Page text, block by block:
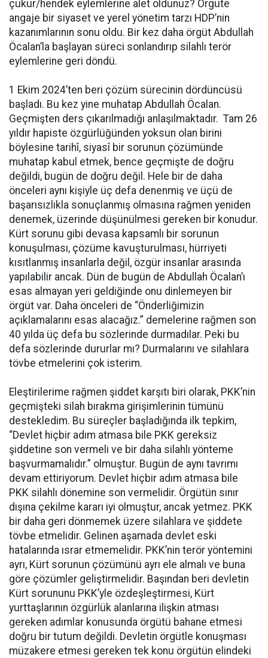
çukur/hendek eylemlerine alet oldunuz? Örgüte
angaje bir siyaset ve yerel yönetim tarzı HDP’nin
kazanımlarının sonu oldu. Bir kez daha örgüt Abdullah
Öcalan’la başlayan süreci sonlandırıp silahlı terör
eylemlerine geri döndü.
1 Ekim 2024’ten beri çözüm sürecinin dördüncüsü
başladı. Bu kez yine muhatap Abdullah Öcalan.
Geçmişten ders çıkarılmadığı anlaşılmaktadır. Tam 26
yıldır hapiste özgürlüğünden yoksun olan birini
böylesine tarihî, siyasî bir sorunun çözümünde
muhatap kabul etmek, bence geçmişte de doğru
değildi, bugün de doğru değil. Hele bir de daha
önceleri aynı kişiyle üç defa denenmiş ve üçü de
başarısızlıkla sonuçlanmış olmasına rağmen yeniden
denemek, üzerinde düşünülmesi gereken bir konudur.
Kürt sorunu gibi devasa kapsamlı bir sorunun
konuşulması, çözüme kavuşturulması, hürriyeti
kısıtlanmış insanlarla değil, özgür insanlar arasında
yapılabilir ancak. Dün de bugün de Abdullah Öcalan’ı
esas almayan yeri geldiğinde onu dinlemeyen bir
örgüt var. Daha önceleri de “Önderliğimizin
açıklamalarını esas alacağız.” demelerine rağmen son
40 yılda üç defa bu sözlerinde durmadılar. Peki bu
defa sözlerinde dururlar mı? Durmalarını ve silahlara
tövbe etmelerini çok isterim.
Eleştirilerime rağmen şiddet karşıtı biri olarak, PKK’nin
geçmişteki silah bırakma girişimlerinin tümünü
destekledim. Bu süreçler başladığında ilk tepkim,
“Devlet hiçbir adım atmasa bile PKK gereksiz
şiddetine son vermeli ve bir daha silahlı yönteme
başvurmamalıdır.” olmuştur. Bugün de aynı tavrımı
devam ettiriyorum. Devlet hiçbir adım atmasa bile
PKK silahlı dönemine son vermelidir. Örgütün sınır
dışına çekilme kararı iyi olmuştur, ancak yetmez. PKK
bir daha geri dönmemek üzere silahlara ve şiddete
tövbe etmelidir. Gelinen aşamada devlet eski
hatalarında ısrar etmemelidir. PKK’nin terör yöntemini
ayrı, Kürt sorunun çözümünü ayrı ele almalı ve buna
göre çözümler geliştirmelidir. Başından beri devletin
Kürt sorununu PKK’yle özdeşleştirmesi, Kürt
yurttaşlarının özgürlük alanlarına ilişkin atması
gereken adımlar konusunda örgütü bahane etmesi
doğru bir tutum değildi. Devletin örgütle konuşması
müzakere etmesi gereken tek konu örgütün elindeki